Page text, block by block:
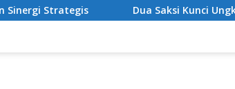
Dua Saksi Kunci Ungkap Fakta